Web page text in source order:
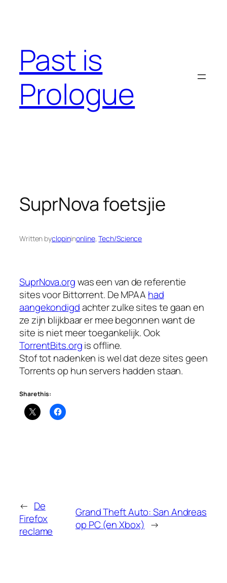
Past is
Prologue
SuprNova foetsjie
Written byclopininonline, Tech/Science
SuprNova.orgwas een van de referentie
sites voor Bittorrent. De MPAA had
aangekondigdachter zulke sites te gaan en
ze zijn blijkbaar er mee begonnen want de
site is niet meer toegankelijk. Ook
TorrentBits.orgis offline.
Stof tot nadenken is wel dat deze sites geen
Torrents op hun servers hadden staan.
Share this:
← De
Firefox
reclame
Grand Theft Auto: San Andreas
op PC (en Xbox) →